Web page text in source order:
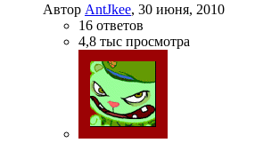
Автор AntJkee, 30 июня, 2010
16 ответов
4,8 тыс просмотра